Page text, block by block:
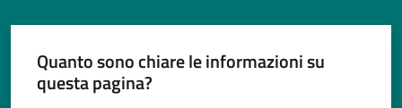
Quanto sono chiare le informazioni su
questa pagina?